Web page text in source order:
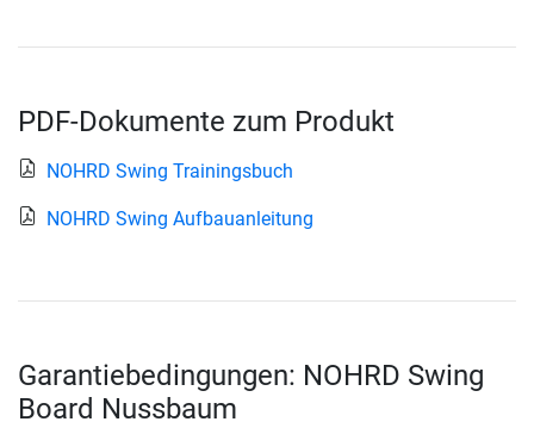
PDF-Dokumente zum Produkt
NOHRD Swing Trainingsbuch
NOHRD Swing Aufbauanleitung
Garantiebedingungen: NOHRD Swing
Board Nussbaum